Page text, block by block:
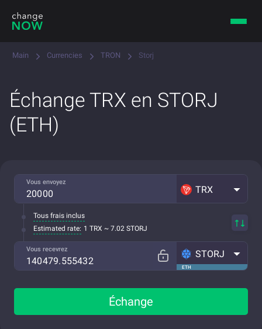
Main Currencies TRON Storj
Échange TRX en STORJ
(ETH)
Vous envoyez
TRX
Tous frais inclus
Estimated rate: 1 TRX ~ 7.02 STORJ
Vous recevrez
ETH
STORJ
Échange